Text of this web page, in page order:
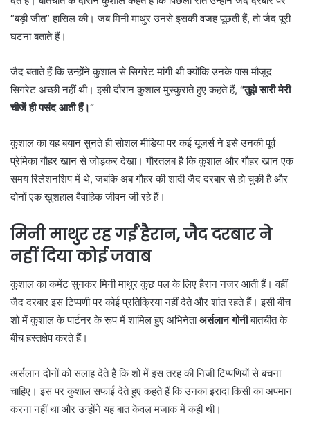
“बड़ी जीत” हासिल की। जब मिनी माथुर उनसे इसकी वजह पूछती हैं, तो जैद पूरी
घटना बताते हैं।
जैद बताते हैं कि उन्होंने कुशाल से सिगरेट मांगी थी क्योंकि उनके पास मौजूद
सिगरेट अच्छी नहीं थी। इसी दौरान कुशाल मुस्कुराते हुए कहते हैं, “तुझे सारी मेरी
चीजें ही पसंद आती हैं।”
कुशाल का यह बयान सुनते ही सोशल मीडिया पर कई यूजर्स ने इसे उनकी पूर्व
प्रेमिका गौहर खान से जोड़कर देखा। गौरतलब है कि कुशाल और गौहर खान एक
समय रिलेशनशिप में थे, जबकि अब गौहर की शादी जैद दरबार से हो चुकी है और
दोनों एक खुशहाल वैवाहिक जीवन जी रहे हैं।
मिनी माथुर रह गईं हैरान, जैद दरबार ने
नहीं दिया कोई जवाब
कुशाल का कमेंट सुनकर मिनी माथुर कुछ पल के लिए हैरान नजर आती हैं। वहीं
जैद दरबार इस टिप्पणी पर कोई प्रतिक्रिया नहीं देते और शांत रहते हैं। इसी बीच
शो में कुशाल के पार्टनर के रूप में शामिल हुए अभिनेताअर्सलान गोनीबातचीत के
बीच हस्तक्षेप करते हैं।
अर्सलान दोनों को सलाह देते हैं कि शो में इस तरह की निजी टिप्पणियों से बचना
चाहिए। इस पर कुशाल सफाई देते हुए कहते हैं कि उनका इरादा किसी का अपमान
करना नहीं था और उन्होंने यह बात केवल मजाक में कही थी।